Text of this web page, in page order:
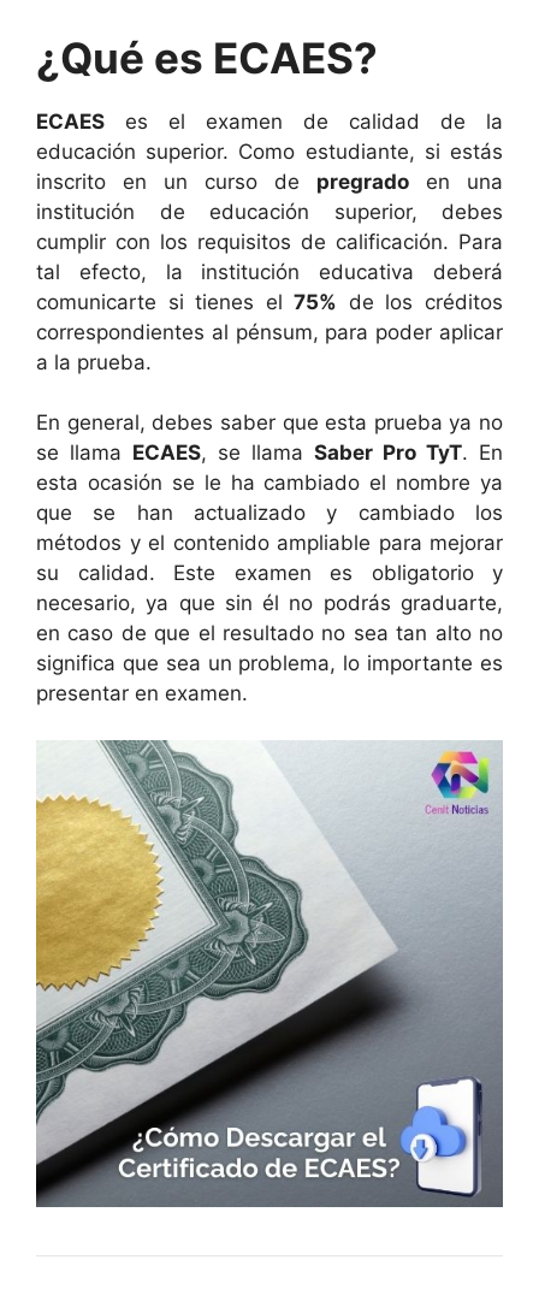
¿Qué es ECAES?
ECAES es el examen de calidad de la
educación superior. Como estudiante, si estás
inscrito en un curso de pregrado en una
institución de educación superior, debes
cumplir con los requisitos de calificación. Para
tal efecto, la institución educativa deberá
comunicarte si tienes el75% de los créditos
correspondientes al pénsum, para poder aplicar
a la prueba.
En general, debes saber que esta prueba ya no
se llama ECAES, se llama Saber Pro TyT. En
esta ocasión se le ha cambiado el nombre ya
que se han actualizado y cambiado los
métodos y el contenido ampliable para mejorar
su calidad. Este examen es obligatorio y
necesario, ya que sin él no podrás graduarte,
en caso de que el resultado no sea tan alto no
significa que sea un problema, lo importante es
presentar en examen.